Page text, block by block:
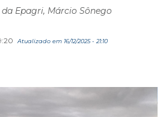
Epagri, Márcio Sônego
Atualizado em 16/12/2025 - 21:10